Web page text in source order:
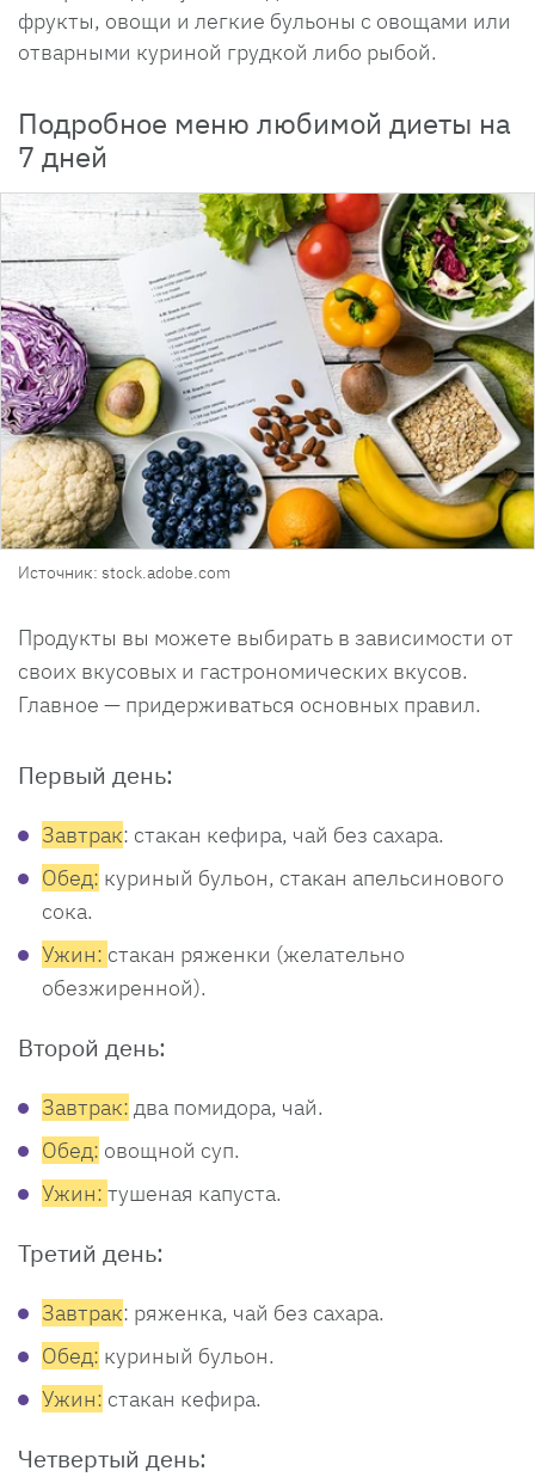
фрукты, овощи и легкие бульоны с овощами или
отварными куриной грудкой либо рыбой.
Подробное меню любимой диеты на
7 дней
Источник: stock.adobe.com
Продукты вы можете выбирать в зависимости от
своих вкусовых и гастрономических вкусов.
Главное — придерживаться основных правил.
Первый день:
Завтрак: стакан кефира, чай без сахара.
Обед: куриный бульон, стакан апельсинового
сока.
Ужин: стакан ряженки (желательно
обезжиренной).
Второй день:
Завтрак: два помидора, чай.
Обед: овощной суп.
Ужин: тушеная капуста.
Третий день:
Завтрак: ряженка, чай без сахара.
Обед: куриный бульон.
Ужин: стакан кефира.
Четвертый день: